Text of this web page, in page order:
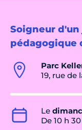
Soigneur d'un
pédagogique
Parc
19, rue de
Le
De 10 h